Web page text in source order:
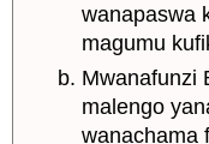
wanapaswa
magumu
Mwanafunzi
malengo
wanachama